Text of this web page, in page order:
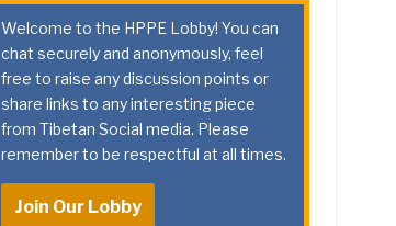
Welcome to the HPPE Lobby! You can
chat securely and anonymously, feel
free to raise any discussion points or
share links to any interesting piece
from Tibetan Social media. Please
remember to be respectful at all times.
Join Our Lobby